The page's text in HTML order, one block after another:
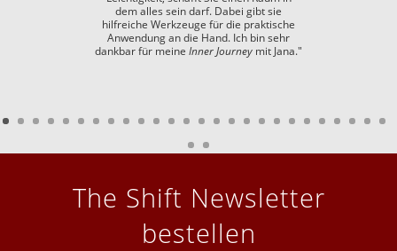
dem alles sein darf. Dabei gibt sie
hilfreiche Werkzeuge für die praktische
Anwendung an die Hand. Ich bin sehr
dankbar für meine Inner Journey mit Jana."
The Shift Newsletter
bestellen